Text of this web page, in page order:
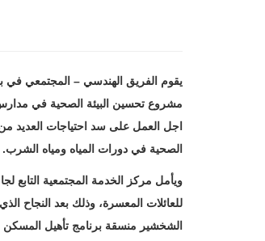
يقوم الفريق الهندسي – المجتمعي في
مشروع تحسين البيئة الصحية ‏في
اجل العمل على سد احتياجات العديد
الصحية في دورات المياه ‏ومياه الشرب.
ويأمل مركز الخدمة المجتمعية التابع
للعائلات المعسرة، وذلك بعد النجاح
الشخشير منسقة برنامج ‏تأهيل